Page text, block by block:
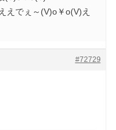
でぇ～(V)o￥o(V)え
#72729